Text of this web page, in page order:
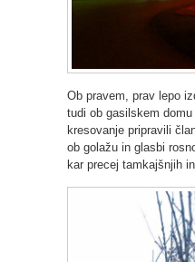
Ob pravem, prav lepo
tudi ob gasilskem
kresovanje pripravili
ob golažu in glasbi
kar precej tamkajšnjih